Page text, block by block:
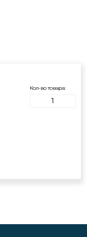
Кол-во товара: